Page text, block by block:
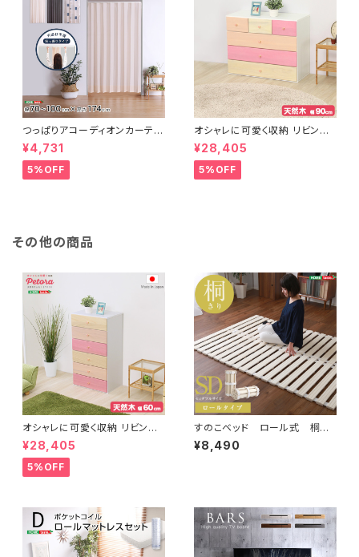
つっぱりアコーディオンカーテ
ン 100×174cm SH-16-TA
DC
¥4,731
5%OFF
オシャレに可愛く収納 リビング
用ローチェスト 4段 幅90cm
天然木（桐）日本製｜petora-
ペトラ- SH-08-PTR90
¥28,405
5%OFF
その他の商品
オシャレに可愛く収納 リビング
用ハイチェスト 6段 幅60cm 天
然木（桐）日本製｜petora-ペト
ラ- SH-08-PTR60
¥28,405
5%OFF
すのこベッド ロール式 桐仕
様(セミダブル)【Schlaf-シュラ
フ-】 桐 すのこ ロール式
¥8,490